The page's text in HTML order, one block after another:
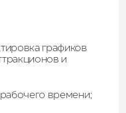
графиков
и
времени;